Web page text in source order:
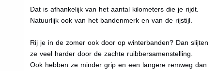
Dat is afhankelijk van het aantal kilometers die je rijdt.
Natuurlijk ook van het bandenmerk en van de rijstijl.
Rij je in de zomer ook door op winterbanden? Dan slijten
ze veel harder door de zachte ruibbersamenstelling.
Ook hebben ze minder grip en een langere remweg dan